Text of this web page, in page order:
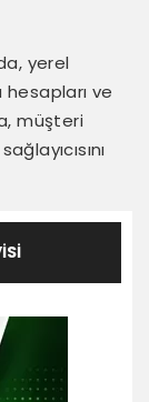
yerel
ve
müşteri